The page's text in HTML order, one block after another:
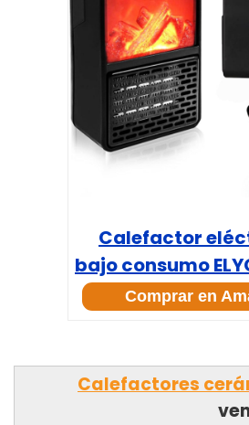
Calefactor
bajo consumo
Comprar en
Calefactores